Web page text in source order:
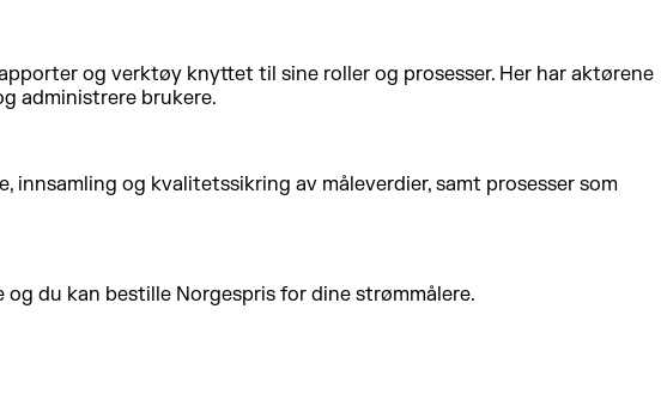
og verktøy knyttet til sine roller og prosesser. Her har aktørene
administrere brukere.
og kvalitetssikring av måleverdier, samt prosesser som
du kan bestille Norgespris for dine strømmålere.